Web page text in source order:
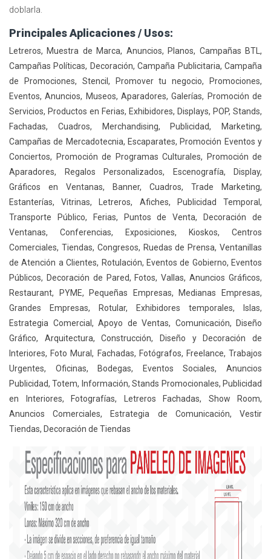
doblarla.
Principales Aplicaciones / Usos:
Letreros, Muestra de Marca, Anuncios, Planos, Campañas BTL,
Campañas Políticas, Decoración, Campaña Publicitaria, Campaña
de Promociones, Stencil, Promover tu negocio, Promociones,
Eventos, Anuncios, Museos, Aparadores, Galerías, Promoción de
Servicios, Productos en Ferias, Exhibidores, Displays, POP, Stands,
Fachadas, Cuadros, Merchandising, Publicidad, Marketing,
Campañas de Mercadotecnia, Escaparates, Promoción Eventos y
Conciertos, Promoción de Programas Culturales, Promoción de
Aparadores, Regalos Personalizados, Escenografía, Display,
Gráficos en Ventanas, Banner, Cuadros, Trade Marketing,
Estanterías, Vitrinas, Letreros, Afiches, Publicidad Temporal,
Transporte Público, Ferias, Puntos de Venta, Decoración de
Ventanas, Conferencias, Exposiciones, Kioskos, Centros
Comerciales, Tiendas, Congresos, Ruedas de Prensa, Ventanillas
de Atención a Clientes, Rotulación, Eventos de Gobierno, Eventos
Públicos, Decoración de Pared, Fotos, Vallas, Anuncios Gráficos,
Restaurant, PYME, Pequeñas Empresas, Medianas Empresas,
Grandes Empresas, Rotular, Exhibidores temporales, Islas,
Estrategia Comercial, Apoyo de Ventas, Comunicación, Diseño
Gráfico, Arquitectura, Construcción, Diseño y Decoración de
Interiores, Foto Mural, Fachadas, Fotógrafos, Freelance, Trabajos
Urgentes, Oficinas, Bodegas, Eventos Sociales, Anuncios
Publicidad, Totem, Información, Stands Promocionales, Publicidad
en Interiores, Fotografías, Letreros Fachadas, Show Room,
Anuncios Comerciales, Estrategia de Comunicación, Vestir
Tiendas, Decoración de Tiendas